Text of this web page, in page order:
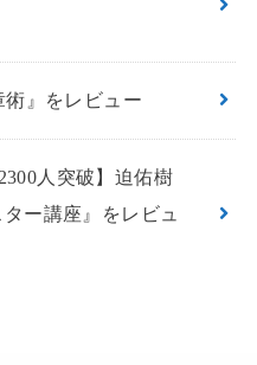
術』をレビュー
人突破】迫佑樹
ター講座』をレビュ